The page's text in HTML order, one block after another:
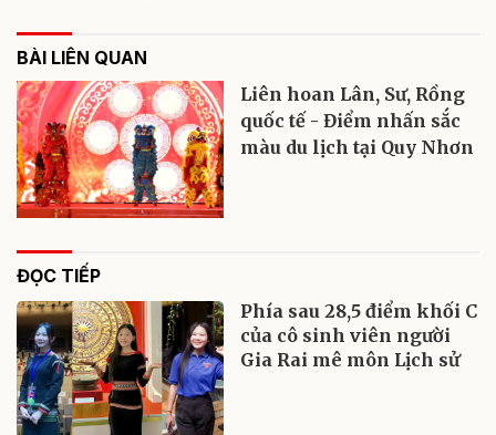
BÀI LIÊN QUAN
Liên hoan Lân, Sư, Rồng
quốc tế - Điểm nhấn sắc
màu du lịch tại Quy Nhơn
ĐỌC TIẾP
Phía sau 28,5 điểm khối C
của cô sinh viên người
Gia Rai mê môn Lịch sử